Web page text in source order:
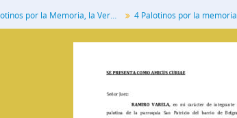
Fondo Palotinos por la Memoria, la Verdad y la Justicia 4 Palotinos por la memoria